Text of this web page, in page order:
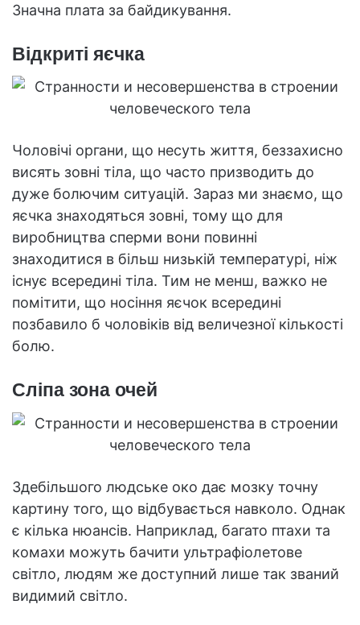
Значна плата за байдикування.
Відкриті яєчка
Чоловічі органи, що несуть життя, беззахисно
висять зовні тіла, що часто призводить до
дуже болючим ситуацій. Зараз ми знаємо, що
яєчка знаходяться зовні, тому що для
виробництва сперми вони повинні
знаходитися в більш низькій температурі, ніж
існує всередині тіла. Тим не менш, важко не
помітити, що носіння яєчок всередині
позбавило б чоловіків від величезної кількості
болю.
Сліпа зона очей
Здебільшого людське око дає мозку точну
картину того, що відбувається навколо. Однак
є кілька нюансів. Наприклад, багато птахи та
комахи можуть бачити ультрафіолетове
світло, людям же доступний лише так званий
видимий світло.